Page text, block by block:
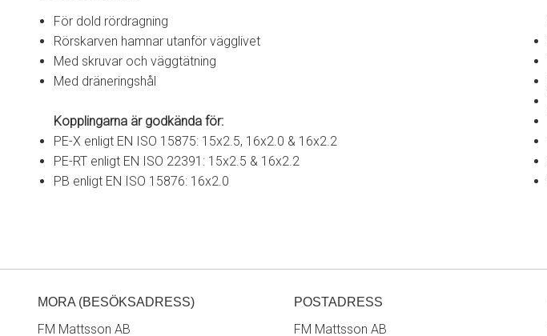
För dold rördragning
Rörskarven hamnar utanför vägglivet
Med skruvar och väggtätning
Med dräneringshål
Kopplingarna är godkända för:
PE-X enligt EN ISO 15875: 15x2.5, 16x2.0 & 16x2.2
PE-RT enligt EN ISO 22391: 15x2.5 & 16x2.2
PB enligt EN ISO 15876: 16x2.0
MORA (BESÖKSADRESS)
FM Mattsson AB
POSTADRESS
FM Mattsson AB